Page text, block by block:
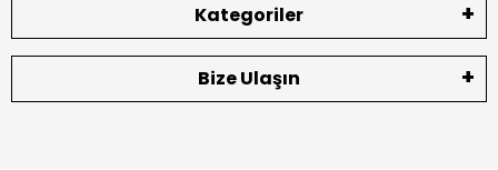
Kategoriler
Bize Ulaşın